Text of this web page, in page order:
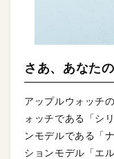
さあ、あなた
アップルウォッチ
ォッチである「シ
ンモデルである「
ションモデル「エ